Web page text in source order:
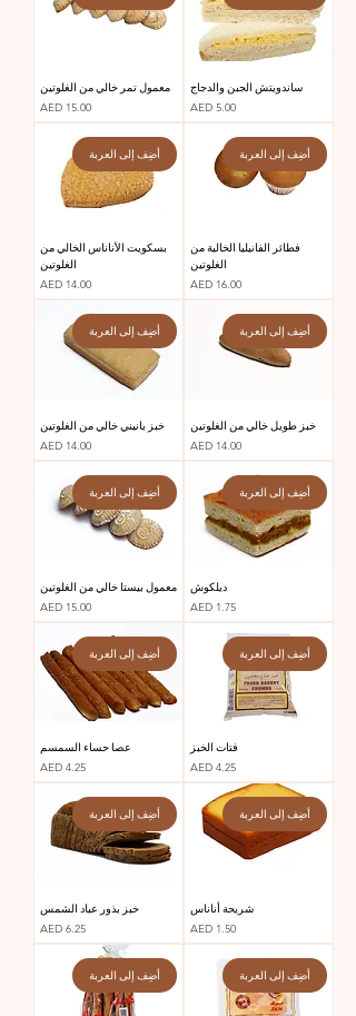
ساندويتش الجبن والدجاج
السعر
AED 5.00
معمول تمر خالي من الغلوتين
السعر
AED 15.00
أضِف إلى العربة
فطائر الفانيليا الخالية من
الغلوتين
السعر
AED 16.00
أضِف إلى العربة
بسكويت الأناناس الخالي من
الغلوتين
السعر
AED 14.00
أضِف إلى العربة
خبز طويل خالي من الغلوتين
السعر
AED 14.00
أضِف إلى العربة
خبز بانيني خالي من الغلوتين
السعر
AED 14.00
أضِف إلى العربة
ديلكوش
السعر
AED 1.75
أضِف إلى العربة
معمول بيستا خالي من الغلوتين
السعر
AED 15.00
أضِف إلى العربة
فتات الخبز
السعر
AED 4.25
أضِف إلى العربة
عصا حساء السمسم
السعر
AED 4.25
أضِف إلى العربة
شريحة أناناس
السعر
AED 1.50
أضِف إلى العربة
خبز بذور عباد الشمس
السعر
AED 6.25
أضِف إلى العربة أضِف إلى العربة